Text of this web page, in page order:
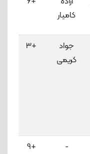
کامیار
جواد
کریمی
+3
-
+9